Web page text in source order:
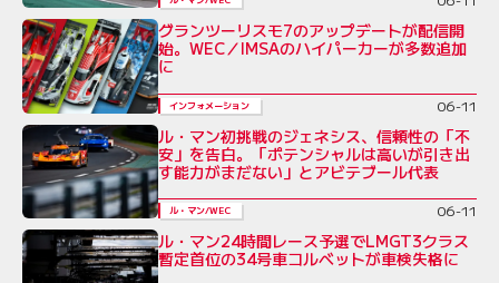
グランツーリスモ7のアップデートが配信開
始。WEC／IMSAのハイパーカーが多数追加
に
インフォメーション 06-11
ル・マン初挑戦のジェネシス、信頼性の「不
安」を告白。「ポテンシャルは高いが引き出
す能力がまだない」とアビテブール代表
ル・マン/WEC 06-11
ル・マン24時間レース予選でLMGT3クラス
暫定首位の34号車コルベットが車検失格に